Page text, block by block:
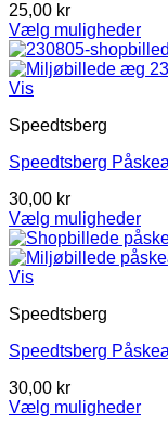
vælges
på
varesiden
25,00 kr
Vælg muligheder
Dette
vare
har
varianter.
kan
på
varesiden
Vis
Speedtsberg
Speedtsberg
30,00 kr
Vælg muligheder
Dette
vare
har
varianter.
kan
på
varesiden
Vis
Speedtsberg
Speedtsberg
30,00 kr
Vælg muligheder